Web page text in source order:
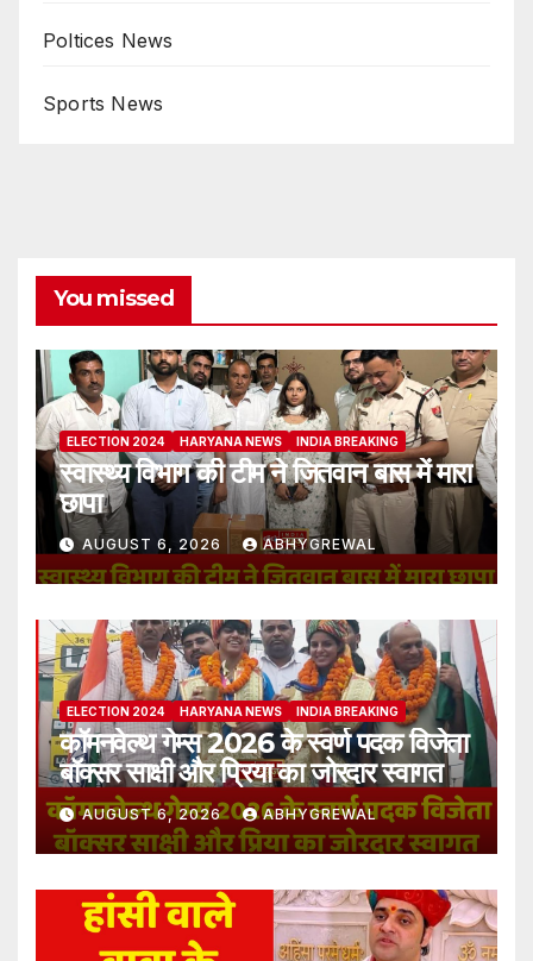
Poltices News
Sports News
You missed
ELECTION 2024 HARYANA NEWS INDIA BREAKING
स्वास्थ्य विभाग की टीम ने जितवान बास में मारा
छापा
AUGUST 6, 2026 ABHYGREWAL
ELECTION 2024 HARYANA NEWS INDIA BREAKING
कॉमनवेल्थ गेम्स 2026 के स्वर्ण पदक विजेता
बॉक्सर साक्षी और प्रिया का जोरदार स्वागत
AUGUST 6, 2026 ABHYGREWAL